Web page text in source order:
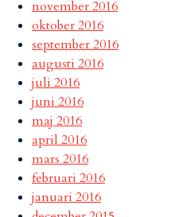
november 2016
oktober 2016
september 2016
augusti 2016
juli 2016
juni 2016
maj 2016
april 2016
mars 2016
februari 2016
januari 2016